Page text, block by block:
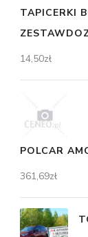
TAPICERKI
14,50zł
POLCAR
361,69zł